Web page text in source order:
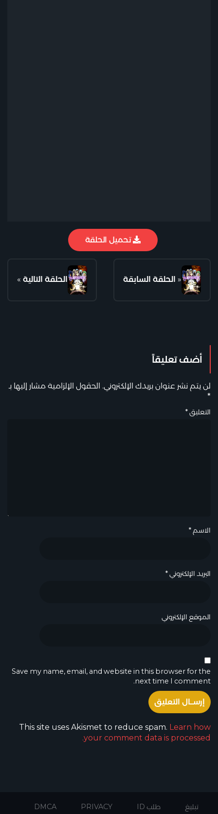
تحميل الحلقة
الحلقة التالية » « الحلقة السابقة
أضف تعليقاً
لن يتم نشر عنوان بريدك الإلكتروني. الحقول الإلزامية مشار إليها بـ
*
التعليق*
الاسم *
البريد الإلكتروني*
الموقع الإلكتروني
Save my name, email, and website in this browser for the
next time I comment.
This site uses Akismet to reduce spam. Learn how
your comment data is processed.
تبليغ طلب ID PRIVACY
DMCA